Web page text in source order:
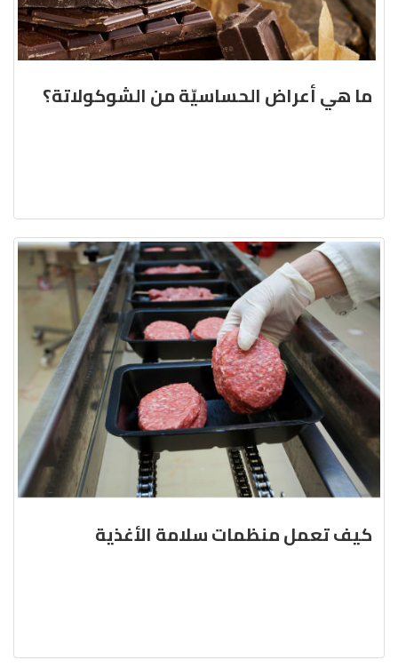
ما هي أعراض الحساسيّة من الشوكولاتة؟
كيف تعمل منظمات سلامة الأغذية